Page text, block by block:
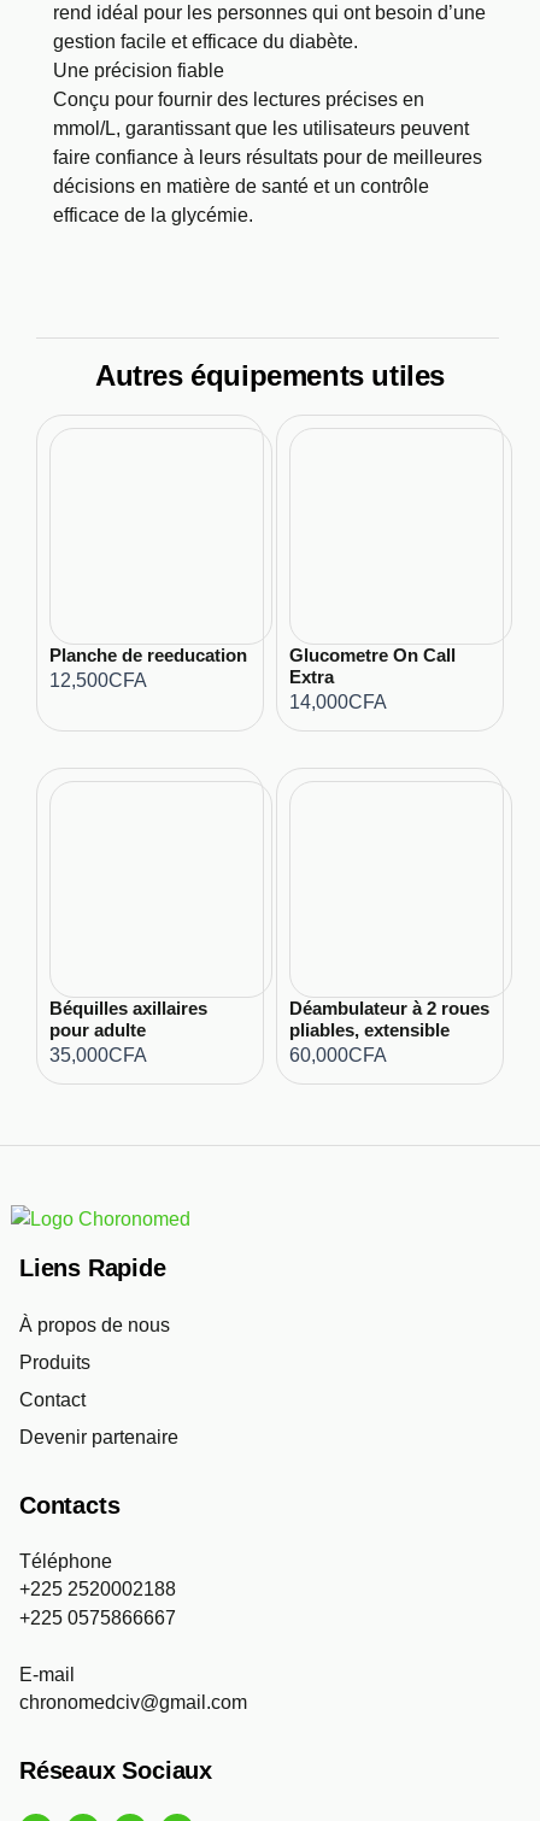
rend idéal pour les personnes qui ont besoin d’une
gestion facile et efficace du diabète.
Une précision fiable
Conçu pour fournir des lectures précises en
mmol/L, garantissant que les utilisateurs peuvent
faire confiance à leurs résultats pour de meilleures
décisions en matière de santé et un contrôle
efficace de la glycémie.
Autres équipements utiles
Planche de reeducation
12,500CFA
Glucometre On Call
Extra
14,000CFA
Béquilles axillaires
pour adulte
35,000CFA
Déambulateur à 2 roues
pliables, extensible
60,000CFA
Liens Rapide
À propos de nous
Produits
Contact
Devenir partenaire
Contacts
Téléphone
+225 2520002188
+225 0575866667
E-mail
chronomedciv@gmail.com
Réseaux Sociaux